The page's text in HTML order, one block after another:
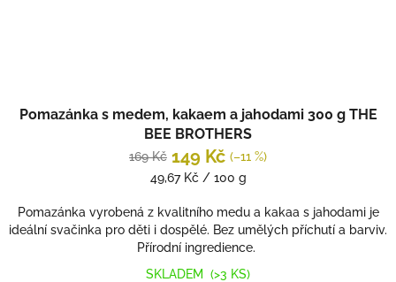
hodnocení
produktu
je
5,0
z
hvězdiček.
Pomazánka s medem, kakaem a jahodami 300 g THE
BEE BROTHERS
169 Kč 149 Kč (–11 %)
Měrná
49,67 Kč / 100 g
Pomazánka vyrobená z kvalitního medu a kakaa s jahodami je
ideální svačinka pro děti i dospělé. Bez umělých příchutí a barviv.
Přírodní ingredience.
SKLADEM (>3 KS)